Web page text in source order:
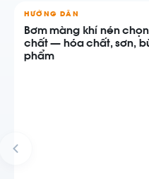
HƯỚNG DẪN
Bơm màng khí nén
chất — hóa chất, sơn,
phẩm